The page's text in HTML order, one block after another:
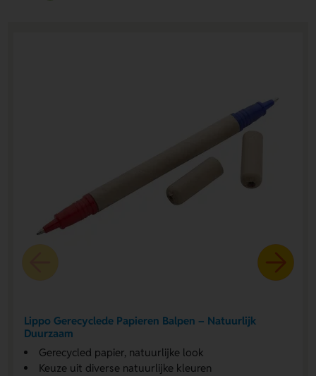
Lippo Gerecyclede Papieren Balpen – Natuurlijk
Duurzaam
Gerecycled papier, natuurlijke look
Keuze uit diverse natuurlijke kleuren